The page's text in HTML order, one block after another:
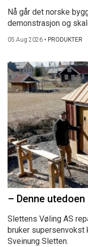
Nå går det norske
demonstrasjon og
05 Aug 2026 • PRODUKTER
– Denne
Slettens Vøling AS
bruker supersenvokst
Sveinung Sletten.